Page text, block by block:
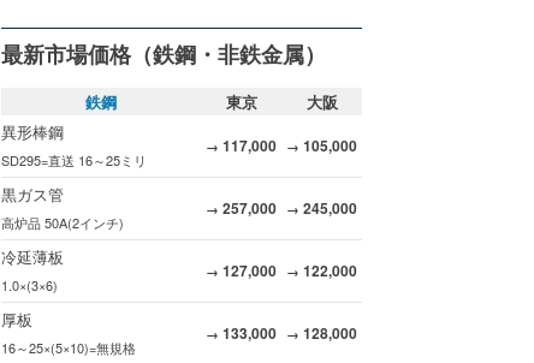
最新市場価格（鉄鋼・非鉄金属）
鉄鋼 東京
大阪
異形棒鋼
SD295=直送 16～25ミリ
→ 117,000 → 105,000
黒ガス管
高炉品 50A(2インチ)
→ 257,000 → 245,000
冷延薄板
1.0×(3×6)
→ 127,000 → 122,000
厚板
16～25×(5×10)=無規格
→ 133,000 → 128,000